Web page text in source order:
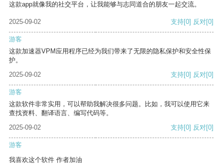
这款app就像我的社交平台，让我能够与志同道合的朋友一起交流。
2025-09-02 支持[0] 反对[0]
游客
这款加速器VPM应用程序已经为我们带来了无限的隐私保护和安全性保
护。
2025-09-02
支持[0] 反对[0]
游客
这款软件非常实用，可以帮助我解决很多问题。比如，我可以使用它来
查找资料、翻译语言、编写代码等。
2025-09-02
支持[0] 反对[0]
游客
我喜欢这个软件 作者加油